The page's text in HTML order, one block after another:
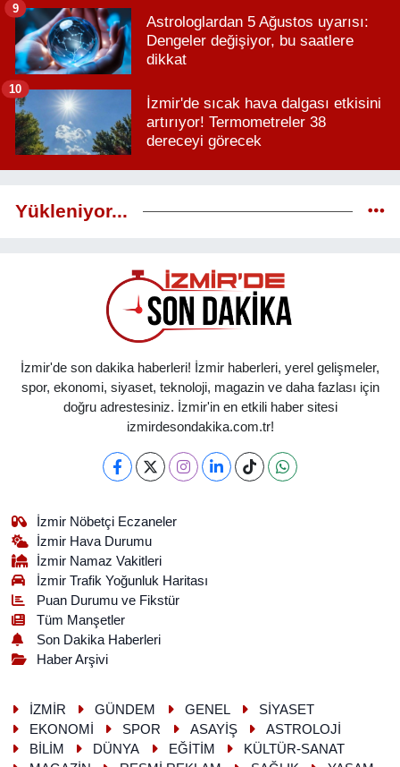
Astrologlardan 5 Ağustos uyarısı:
Dengeler değişiyor, bu saatlere
dikkat
9
İzmir'de sıcak hava dalgası etkisini
artırıyor! Termometreler 38
dereceyi görecek
10
Yükleniyor...
İzmir'de son dakika haberleri! İzmir haberleri, yerel gelişmeler,
spor, ekonomi, siyaset, teknoloji, magazin ve daha fazlası için
doğru adrestesiniz. İzmir'in en etkili haber sitesi
izmirdesondakika.com.tr!
İzmir Nöbetçi Eczaneler
İzmir Hava Durumu
İzmir Namaz Vakitleri
İzmir Trafik Yoğunluk Haritası
Puan Durumu ve Fikstür
Tüm Manşetler
Son Dakika Haberleri
Haber Arşivi
İZMİR GÜNDEM GENEL
SİYASET
EKONOMİ
SPOR ASAYİŞ
ASTROLOJİ
BİLİM
DÜNYA EĞİTİM
KÜLTÜR-SANAT